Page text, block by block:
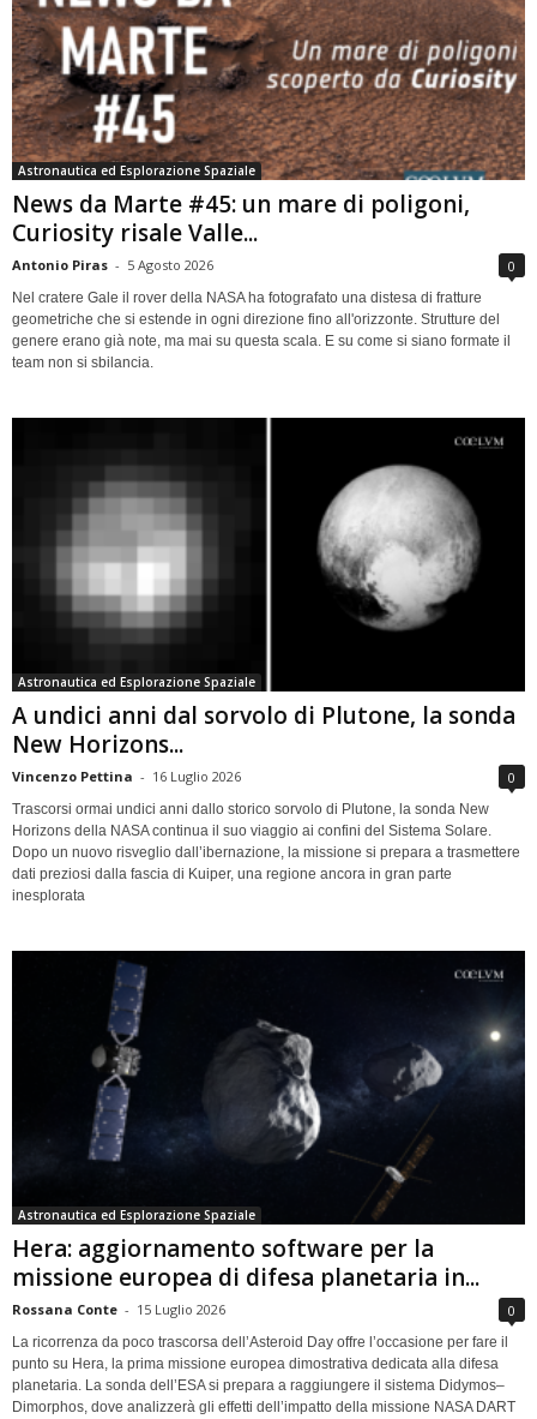
Astronautica ed Esplorazione Spaziale
News da Marte #45: un mare di poligoni,
Curiosity risale Valle...
Antonio Piras - 5 Agosto 2026 0
Nel cratere Gale il rover della NASA ha fotografato una distesa di fratture
geometriche che si estende in ogni direzione fino all'orizzonte. Strutture del
genere erano già note, ma mai su questa scala. E su come si siano formate il
team non si sbilancia.
Astronautica ed Esplorazione Spaziale
A undici anni dal sorvolo di Plutone, la sonda
New Horizons...
Vincenzo Pettina - 16 Luglio 2026 0
Trascorsi ormai undici anni dallo storico sorvolo di Plutone, la sonda New
Horizons della NASA continua il suo viaggio ai confini del Sistema Solare.
Dopo un nuovo risveglio dall’ibernazione, la missione si prepara a trasmettere
dati preziosi dalla fascia di Kuiper, una regione ancora in gran parte
inesplorata
Astronautica ed Esplorazione Spaziale
Hera: aggiornamento software per la
missione europea di difesa planetaria in...
Rossana Conte - 15 Luglio 2026 0
La ricorrenza da poco trascorsa dell’Asteroid Day offre l’occasione per fare il
punto su Hera, la prima missione europea dimostrativa dedicata alla difesa
planetaria. La sonda dell’ESA si prepara a raggiungere il sistema Didymos–
Dimorphos, dove analizzerà gli effetti dell’impatto della missione NASA DART